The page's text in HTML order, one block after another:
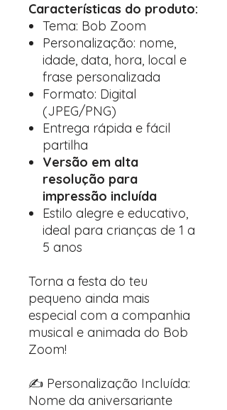
Características do produto:
Tema: Bob Zoom
Personalização: nome,
idade, data, hora, local e
frase personalizada
Formato: Digital
(JPEG/PNG)
Entrega rápida e fácil
partilha
Versão em alta
resolução para
impressão incluída
Estilo alegre e educativo,
ideal para crianças de 1 a
5 anos
Torna a festa do teu
pequeno ainda mais
especial com a companhia
musical e animada do Bob
Zoom!
✍️ Personalização Incluída:
Nome da aniversariante